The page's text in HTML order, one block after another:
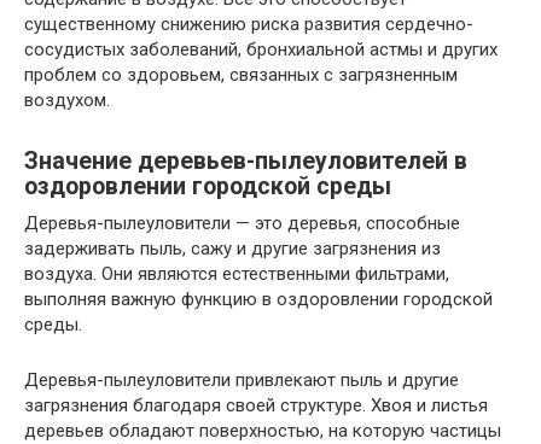
существенному снижению риска развития сердечно-
сосудистых заболеваний, бронхиальной астмы и других
проблем со здоровьем, связанных с загрязненным
воздухом.
Значение деревьев-пылеуловителей в
оздоровлении городской среды
Деревья-пылеуловители — это деревья, способные
задерживать пыль, сажу и другие загрязнения из
воздуха. Они являются естественными фильтрами,
выполняя важную функцию в оздоровлении городской
среды.
Деревья-пылеуловители привлекают пыль и другие
загрязнения благодаря своей структуре. Хвоя и листья
деревьев обладают поверхностью, на которую частицы